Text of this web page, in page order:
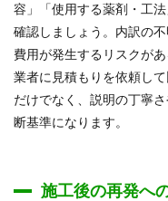
容」「使用する薬剤・工
確認しましょう。内訳の
費用が発生するリスクが
業者に見積もりを依頼し
だけでなく、説明の丁寧
断基準になります。
施工後の再発へ